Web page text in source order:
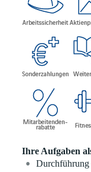
Ihre Aufgaben
Durchführung